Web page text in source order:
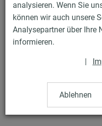
analysieren. Wenn Sie
können wir auch unsere
Analysepartner über Ihre
informieren.
|
Ablehnen
Produkte Befestigungstechnik
Feuerverzinkte Produkte für
DÄMMGULAST®